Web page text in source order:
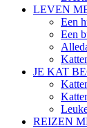
LEVEN
Een
Een
JE KAT
REIZEN